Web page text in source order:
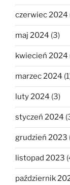
czerwiec 2024
maj 2024 (3)
kwiecień 2024
marzec 2024
luty 2024 (3)
styczeń 2024
grudzień 2023
listopad 2023
październik